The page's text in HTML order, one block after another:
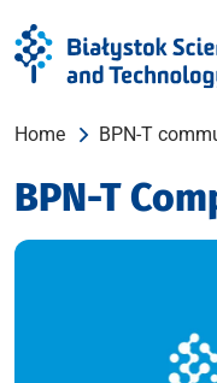
Home BPN-T
BPN-T